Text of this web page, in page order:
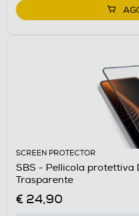
SCREEN PROTECTOR
SBS - Pellicola protettiva
Trasparente
€ 24,90